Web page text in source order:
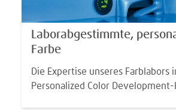
Laborabgestimmte,
Farbe
Die Expertise unseres Farblabors
Personalized Color